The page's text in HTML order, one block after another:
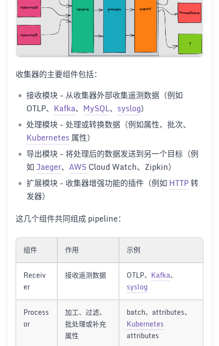
收集器的主要组件包括：
接收模块 - 从收集器外部收集遥测数据（例如
OTLP、 Kafka、 MySQL、 syslog）
处理模块 - 处理或转换数据（例如属性、批次、
Kubernetes属性）
导出模块 - 将处理后的数据发送到另一个目标（例
如 Jaeger、 AWS Cloud Watch、Zipkin）
扩展模块 - 收集器增强功能的插件（例如 HTTP转
发器）
这几个组件共同组成 pipeline：
组件 作用 示例
Receiv
er
接收遥测数据 OTLP、 Kafka、
syslog
Process
or
加工、过滤、
批处理或补充
属性
batch、attributes、
Kubernetes
attributes